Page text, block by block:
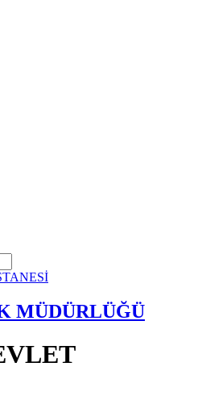
MÜDÜRLÜĞÜ